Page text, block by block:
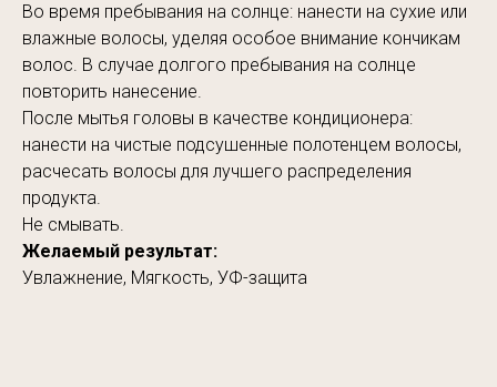
Во время пребывания на солнце: нанести на сухие или
влажные волосы, уделяя особое внимание кончикам
волос. В случае долгого пребывания на солнце
повторить нанесение.
После мытья головы в качестве кондиционера:
нанести на чистые подсушенные полотенцем волосы,
расчесать волосы для лучшего распределения
продукта.
Не смывать.
Желаемый результат:
Увлажнение, Мягкость, УФ-защита